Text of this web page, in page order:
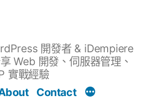
開發者 & iDempiere
Web 開發、伺服器管理、
實戰經驗
Contact